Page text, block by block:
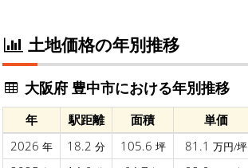
土地価格の年別推移
大阪府 豊中市における年別推移
年 駅距離 面積 単価
2026 年 18.2 分 105.6 坪 81.1 万円/坪